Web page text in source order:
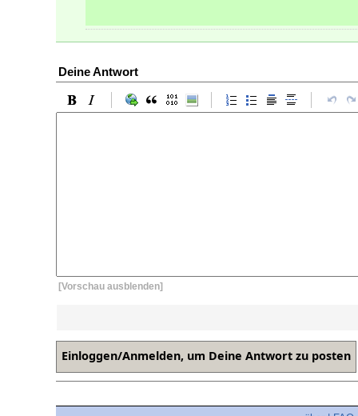
Deine Antwort
[Vorschau ausblenden]